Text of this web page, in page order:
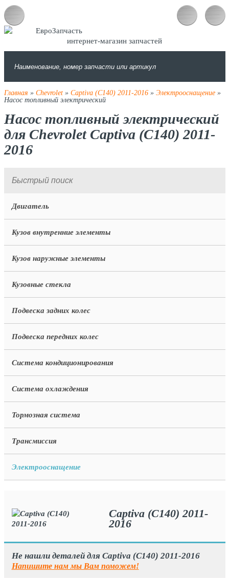
интернет-магазин запчастей
Главная » Chevrolet» Captiva (C140) 2011-2016» Электрооснащение»
Насос топливный электрический
Насос топливный электрический
для Chevrolet Captiva (C140) 2011-
2016
Двигатель
Кузов внутренние элементы
Кузов наружные элементы
Кузовные стекла
Подвеска задних колес
Подвеска передних колес
Система кондиционирования
Система охлаждения
Тормозная система
Трансмиссия
Электрооснащение
Captiva (C140) 2011-
2016
Не нашли деталей для Captiva (C140) 2011-2016
Напишите нам мы Вам поможем!